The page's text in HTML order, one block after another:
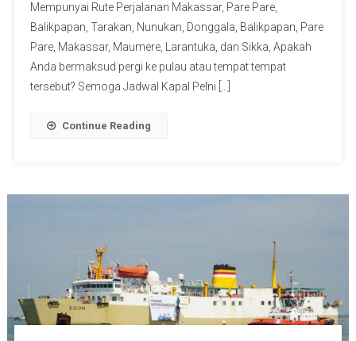
Mempunyai Rute Perjalanan Makassar, Pare Pare,
Balikpapan, Tarakan, Nunukan, Donggala, Balikpapan, Pare
Pare, Makassar, Maumere, Larantuka, dan Sikka, Apakah
Anda bermaksud pergi ke pulau atau tempat tempat
tersebut? Semoga Jadwal Kapal Pelni […]
Continue Reading